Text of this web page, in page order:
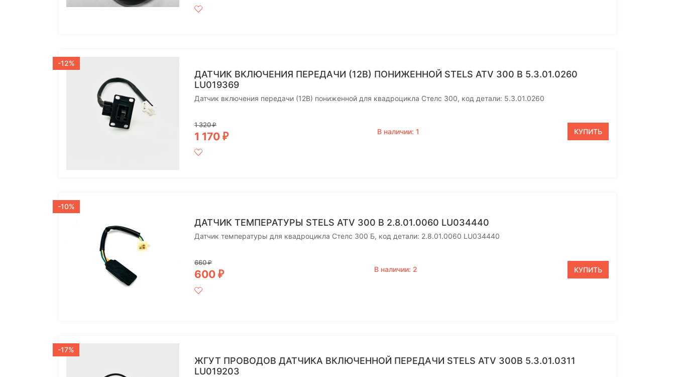
-12%
ДАТЧИК ВКЛЮЧЕНИЯ ПЕРЕДАЧИ (12В) ПОНИЖЕННОЙ STELS ATV 300 B 5.3.01.0260
LU019369
Датчик включения передачи (12В) пониженной для квадроцикла Cтелс 300, код детали: 5.3.01.0260
1 320₽
1 170 ₽ В наличии: 1 КУПИТЬ
-10%
ДАТЧИК ТЕМПЕРАТУРЫ STELS ATV 300 B 2.8.01.0060 LU034440
Датчик температуры для квадроцикла Стелс 300 Б, код детали: 2.8.01.0060 LU034440
660₽
600 ₽ В наличии: 2 КУПИТЬ
-17%
ЖГУТ ПРОВОДОВ ДАТЧИКА ВКЛЮЧЕННОЙ ПЕРЕДАЧИ STELS ATV 300B 5.3.01.0311
LU019203